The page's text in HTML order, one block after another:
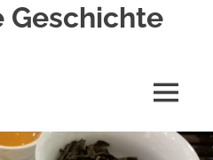
Geschichte
MENÜ